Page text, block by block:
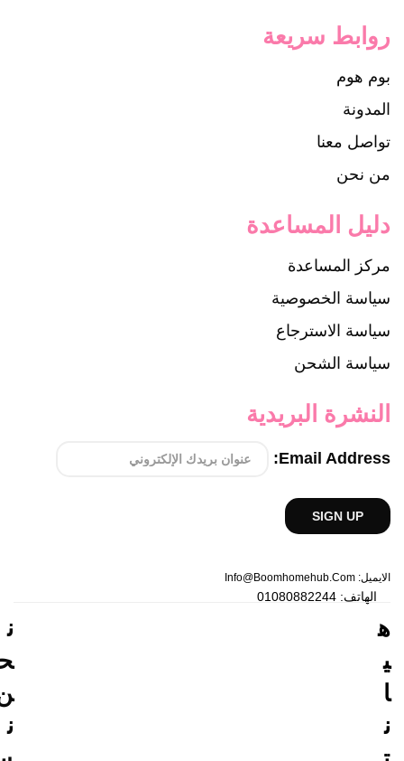
روابط سريعة
بوم هوم
المدونة
تواصل معنا
من نحن
دليل المساعدة
مركز المساعدة
سياسة الخصوصية
سياسة الاسترجاع
سياسة الشحن
النشرة البريدية
Email Address:
الايميل: Info@boomhomehub.com
الهاتف: 01080882244
ه
ي
ا
ن
ن
ن